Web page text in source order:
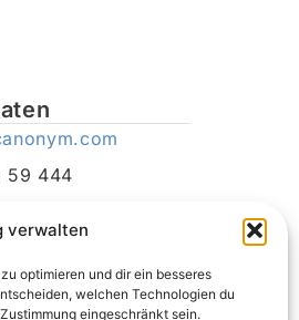
verwalten
optimieren und dir ein besseres
welchen Technologien du
eingeschränkt sein.
59 444